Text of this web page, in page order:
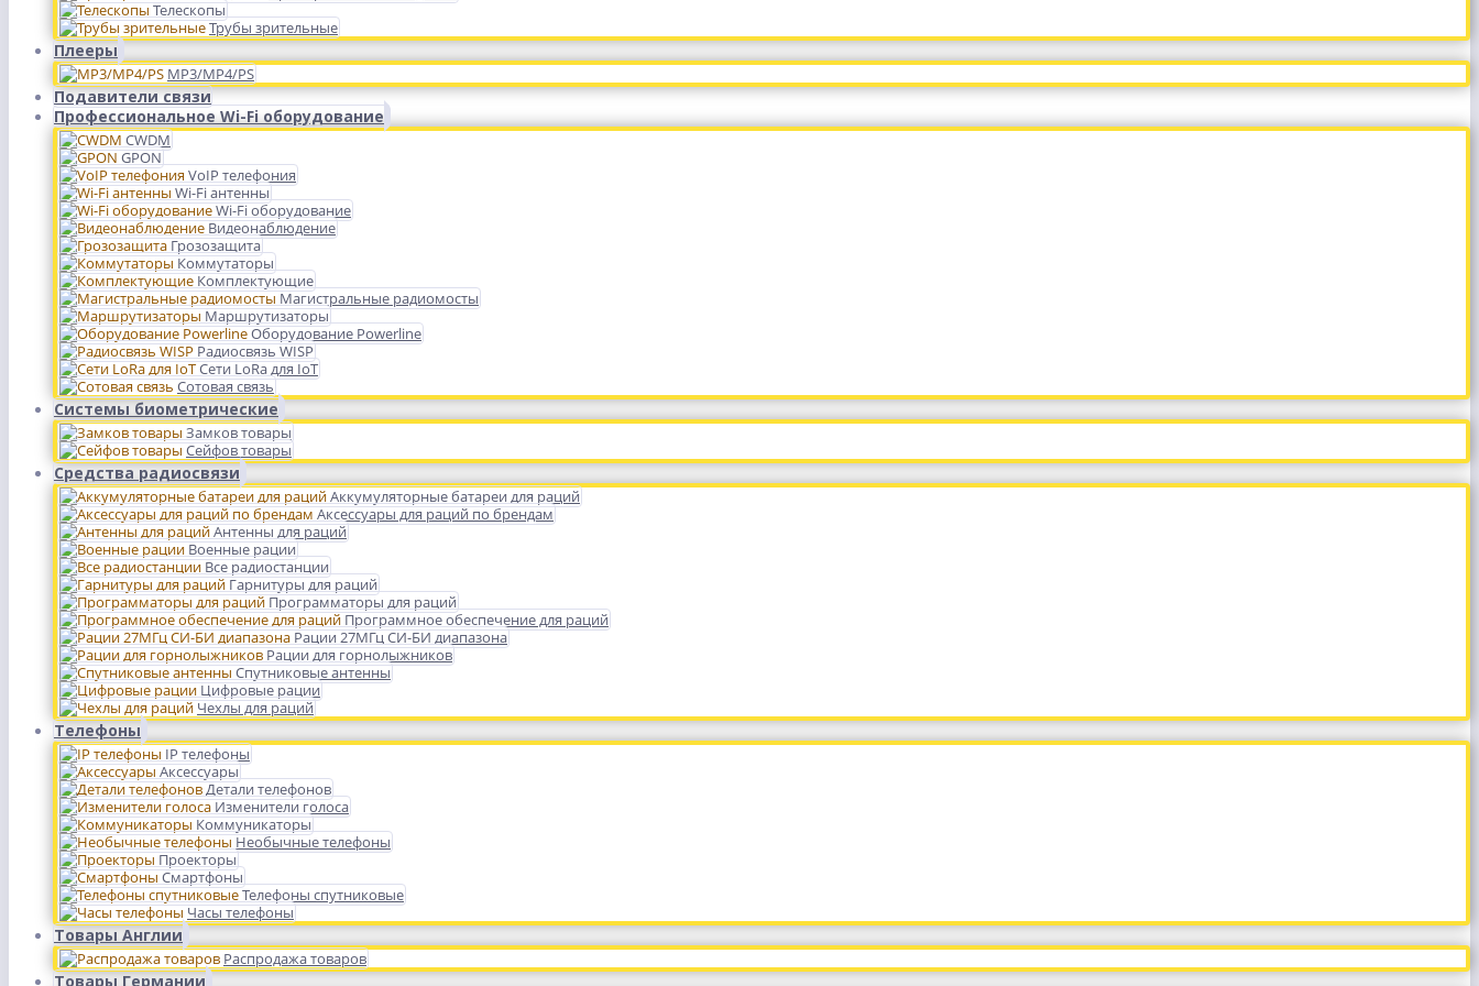
Телескопы
Трубы зрительные
Плееры
MP3/MP4/PS
Подавители связи
Профессиональное Wi-Fi оборудование
CWDM
GPON
VoIP телефония
Wi-Fi антенны
Wi-Fi оборудование
Видеонаблюдение
Грозозащита
Коммутаторы
Комплектующие
Магистральные радиомосты
Маршрутизаторы
Оборудование Powerline
Радиосвязь WISP
Сети LoRa для IoT
Сотовая связь
Системы биометрические
Замков товары
Сейфов товары
Средства радиосвязи
Аккумуляторные батареи для раций
Аксессуары для раций по брендам
Антенны для раций
Военные рации
Все радиостанции
Гарнитуры для раций
Программаторы для раций
Программное обеспечение для раций
Рации 27МГц СИ-БИ диапазона
Рации для горнолыжников
Спутниковые антенны
Цифровые рации
Чехлы для раций
Телефоны
IP телефоны
Аксессуары
Детали телефонов
Изменители голоса
Коммуникаторы
Необычные телефоны
Проекторы
Смартфоны
Телефоны спутниковые
Часы телефоны
Товары Англии
Распродажа товаров
Товары Германии